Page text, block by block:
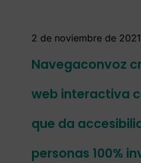
2 de noviembre de 2021
Navegaconvoz
web interactiva
que da
personas 100%